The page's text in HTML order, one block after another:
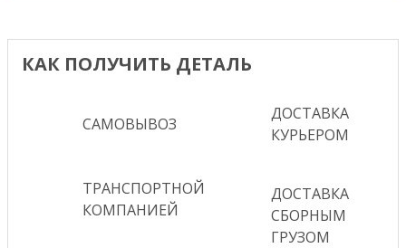
КАК ПОЛУЧИТЬ ДЕТАЛЬ
САМОВЫВОЗ
ДОСТАВКА
КУРЬЕРОМ
ТРАНСПОРТНОЙ
КОМПАНИЕЙ
ДОСТАВКА
СБОРНЫМ
ГРУЗОМ